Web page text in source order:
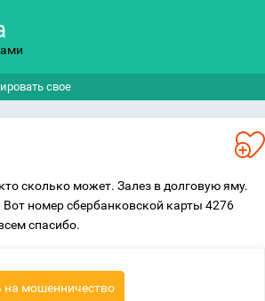
свое
сколько может. Залез в долговую яму.
номер сбербанковской карты 4276
спасибо.
на мошенничество